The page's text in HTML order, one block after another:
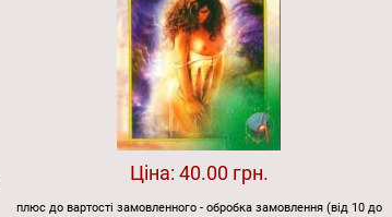
Ціна: 40.00 грн.
плюс до вартості замовленного - обробка замовлення (від 10 до